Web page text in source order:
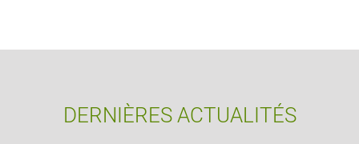
DERNIÈRES ACTUALITÉS